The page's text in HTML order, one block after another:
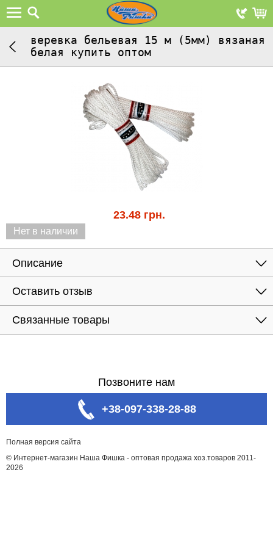
веревка бельевая 15 м (5мм) вязаная
белая купить оптом
23.48 грн.
Нет в наличии
Описание
Оставить отзыв
Связанные товары
Позвоните нам
+38-097-338-28-88
Полная версия сайта
© Интернет-магазин Наша Фишка - оптовая продажа хоз.товаров 2011-
2026